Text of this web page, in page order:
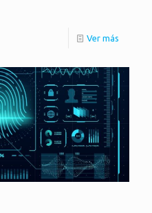
Ver más